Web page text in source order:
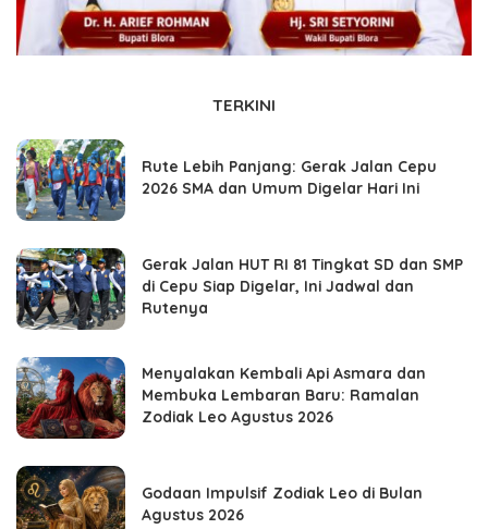
TERKINI
Rute Lebih Panjang: Gerak Jalan Cepu
2026 SMA dan Umum Digelar Hari Ini
Gerak Jalan HUT RI 81 Tingkat SD dan SMP
di Cepu Siap Digelar, Ini Jadwal dan
Rutenya
Menyalakan Kembali Api Asmara dan
Membuka Lembaran Baru: Ramalan
Zodiak Leo Agustus 2026
Godaan Impulsif Zodiak Leo di Bulan
Agustus 2026